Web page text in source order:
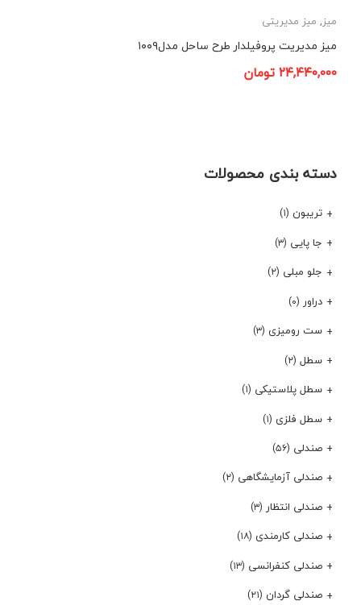
میز, میز مدیریتی
میز مدیریت پروفیلدار طرح ساحل مدل۱۰۰۹
۲۴,۴۴۰,۰۰۰تومان
دسته بندی محصولات
تریبون (۱)
جا پایی (۳)
جلو مبلی (۲)
دراور (۰)
ست رومیزی (۳)
سطل (۲)
سطل پلاستیکی (۱)
سطل فلزی (۱)
صندلی (۵۶)
صندلی آزمایشگاهی (۲)
صندلی انتظار (۳)
صندلی کارمندی (۱۸)
صندلی کنفرانسی (۱۳)
صندلی گردان (۲۱)